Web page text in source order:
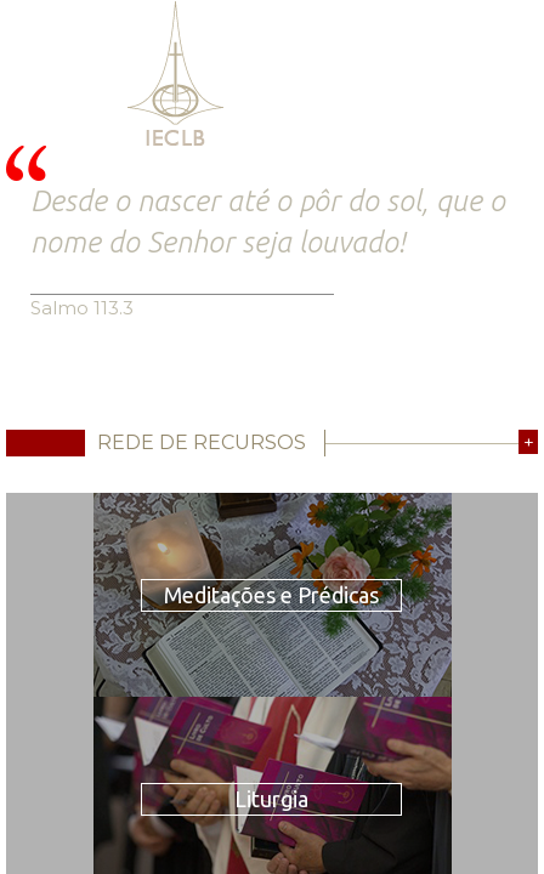
Desde o nascer até o pôr do sol, que o
nome do Senhor seja louvado!
Salmo 113.3
REDE DE RECURSOS +
Meditações e Prédicas
Liturgia